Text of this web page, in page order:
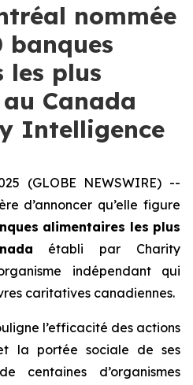
nommée
banques
les plus
Canada
Intelligence
(GLOBE NEWSWIRE) --
d’annoncer qu’elle figure
alimentaires les plus
établi par Charity
indépendant qui
caritatives canadiennes.
l’efficacité des actions
la portée sociale de ses
centaines d’organismes